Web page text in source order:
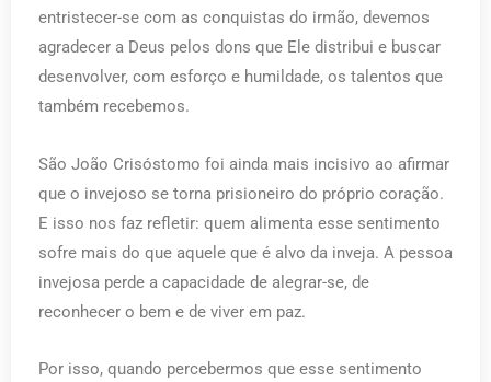
entristecer-se com as conquistas do irmão, devemos
agradecer a Deus pelos dons que Ele distribui e buscar
desenvolver, com esforço e humildade, os talentos que
também recebemos.
São João Crisóstomo foi ainda mais incisivo ao afirmar
que o invejoso se torna prisioneiro do próprio coração.
E isso nos faz refletir: quem alimenta esse sentimento
sofre mais do que aquele que é alvo da inveja. A pessoa
invejosa perde a capacidade de alegrar-se, de
reconhecer o bem e de viver em paz.
Por isso, quando percebermos que esse sentimento